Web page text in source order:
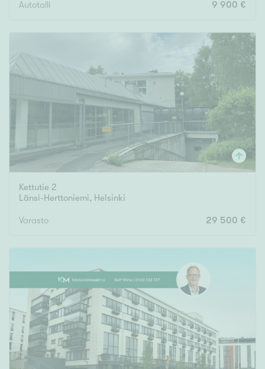
Autotalli 9 900 €
Kettutie 2
Länsi-Herttoniemi, Helsinki
Varasto 29 500 €